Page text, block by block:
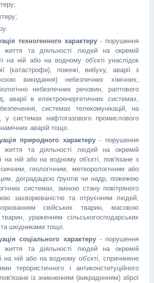
техногенного характеру - порушення
життя та діяльності людей на окремій
на ній або на водному об'єкті унаслідок
(катастрофи), пожежі, вибуху, аварії з
викидання) небезпечних хімічних,
небезпечних речовин, раптового
аварії в електроенергетичних системах,
системах телекомунікацій, на
у системах нафтогазового промислового
аварій тощо.
природного характеру- порушення
життя та діяльності людей на окремій
на ній або на водному об'єкті, пов'язане з
геологічним, метеорологічним або
деградацією ґрунтів чи надр, пожежею
системах, зміною стану повітряного
захворюваністю та отруєнням людей,
свійських тварин, масовою
ураженням сільськогосподарських
шкідниками тощо.
соціального характеру- порушення
життя та діяльності людей на окремій
на ній або на водному об'єкті, спричинене
терористичного і антиконституційного
із зникненням (викраденням) зброї